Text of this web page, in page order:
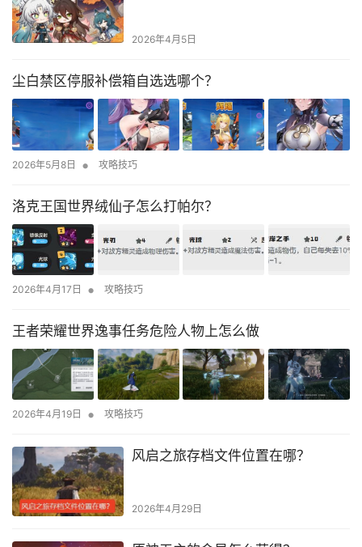
2026年4月5日
尘白禁区停服补偿箱自选选哪个？
2026年5月8日 • 攻略技巧
洛克王国世界绒仙子怎么打帕尔？
2026年4月17日 • 攻略技巧
王者荣耀世界逸事任务危险人物上怎么做
2026年4月19日 • 攻略技巧
风启之旅存档文件位置在哪？
2026年4月29日